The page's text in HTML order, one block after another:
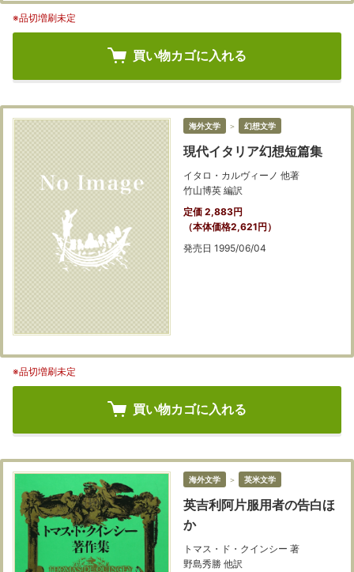
※品切増刷未定
買い物カゴに入れる
海外文学 ＞ 幻想文学
現代イタリア幻想短篇集
イタロ・カルヴィーノ 他著
竹山博英 編訳
定価 2,883円
（本体価格2,621円）
発売日 1995/06/04
※品切増刷未定
買い物カゴに入れる
海外文学 ＞ 英米文学
英吉利阿片服用者の告白ほ
か
トマス・ド・クインシー 著
野島秀勝 他訳